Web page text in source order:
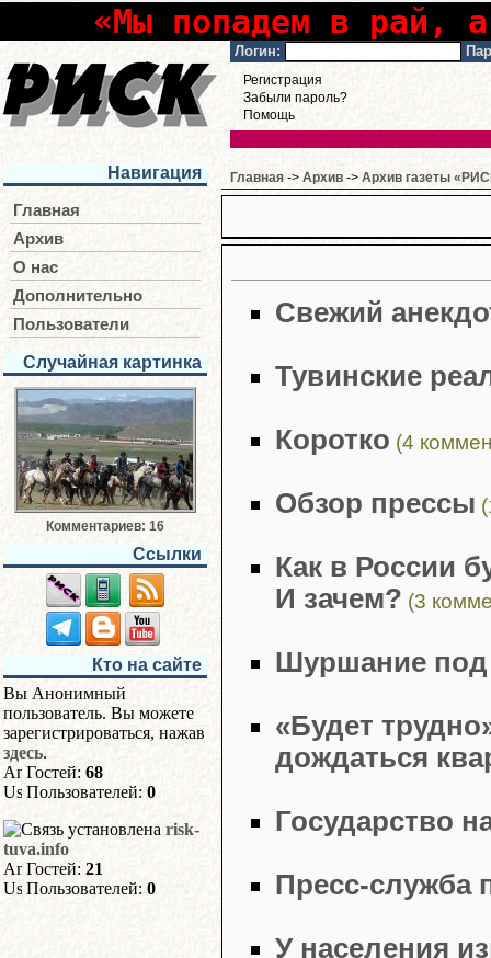
«Мы попадем в рай,
Логин:
Регистрация
Забыли пароль?
Помощь
Навигация
Главная
Архив
О нас
Дополнительно
Пользователи
Случайная картинка
Комментариев: 16
Ссылки
Кто на сайте
Вы Анонимный
пользователь. Вы можете
зарегистрироваться, нажав
здесь.
Гостей: 68
Пользователей: 0
risk-
tuva.info
Гостей: 21
Пользователей: 0
Главная -> Архив -> Архив газеты
Свежий
Тувинские
Коротко (4
Обзор прессы
Как в России
И зачем? (3
Шуршание под
«Будет
дождаться
Государство
Пресс-служба
У населения